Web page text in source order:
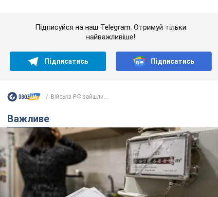
покази зіпсованого лічильника: суддя ухвалив
неочікуване рішення
Чи треба платити борг через донарахування
7 часов назад 11,9 т.
"Це Україна напала!" Оксана Вояж